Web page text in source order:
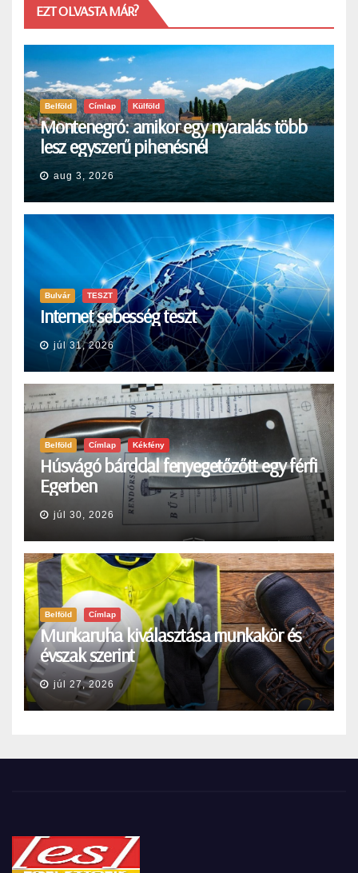
EZT OLVASTA MÁR?
Belföld Címlap Külföld
Montenegró: amikor egy nyaralás több
lesz egyszerű pihenésnél
aug 3, 2026
Bulvár TESZT
Internet sebesség teszt
júl 31, 2026
Belföld Címlap Kékfény
Húsvágó bárddal fenyegetőzőtt egy férfi
Egerben
júl 30, 2026
Belföld Címlap
Munkaruha kiválasztása munkakör és
évszak szerint
júl 27, 2026